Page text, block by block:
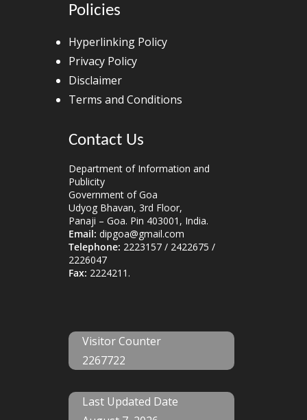
Policies
Hyperlinking Policy
Privacy Policy
Disclaimer
Terms and Conditions
Contact Us
Department of Information and
Publicity
Government of Goa
Udyog Bhavan, 3rd Floor,
Panaji – Goa. Pin 403001, India.
Email: dipgoa@gmail.com
Telephone: 2223157 / 2422675 /
2226047
Fax: 2224211.
Visitor Counter
2267722
Last Updated Date